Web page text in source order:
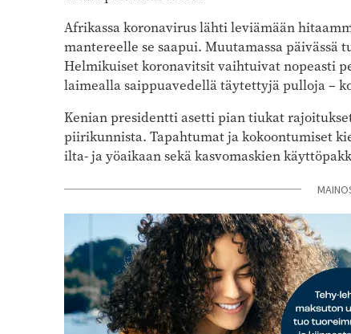
Afrikassa koronavirus lähti leviämään
mantereelle se saapui. Muutamassa päivässä
Helmikuiset koronavitsit vaihtuivat nopeasti
laimealla saippuavedellä täytettyjä pulloja –
Kenian presidentti asetti pian tiukat
piirikunnista. Tapahtumat ja kokoontumiset
ilta- ja yöaikaan sekä kasvomaskien